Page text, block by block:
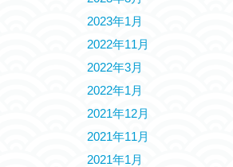
2023年1月
2022年11月
2022年3月
2022年1月
2021年12月
2021年11月
2021年1月